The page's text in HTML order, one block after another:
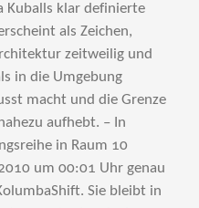
Kuballs klar definierte
als Zeichen,
zeitweilig und
in die Umgebung
macht und die Grenze
aufhebt. – In
in Raum 10
um 00:01 Uhr genau
Sie bleibt in